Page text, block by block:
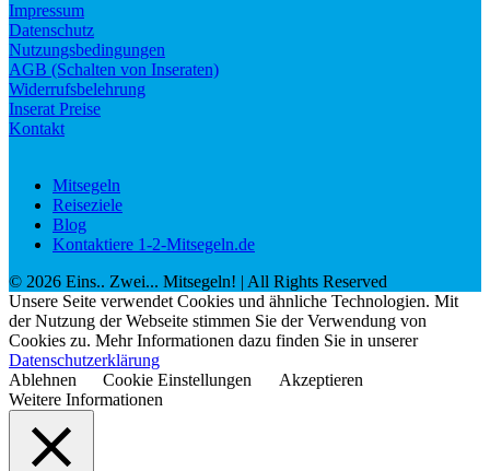
Impressum
Datenschutz
Nutzungsbedingungen
AGB (Schalten von Inseraten)
Widerrufsbelehrung
Inserat Preise
Kontakt
Mitsegeln
Reiseziele
Blog
Kontaktiere 1-2-Mitsegeln.de
© 2026 Eins.. Zwei... Mitsegeln! | All Rights Reserved
Unsere Seite verwendet Cookies und ähnliche Technologien. Mit
der Nutzung der Webseite stimmen Sie der Verwendung von
Cookies zu. Mehr Informationen dazu finden Sie in unserer
Datenschutzerklärung
Ablehnen
Cookie Einstellungen
Akzeptieren
Weitere Informationen